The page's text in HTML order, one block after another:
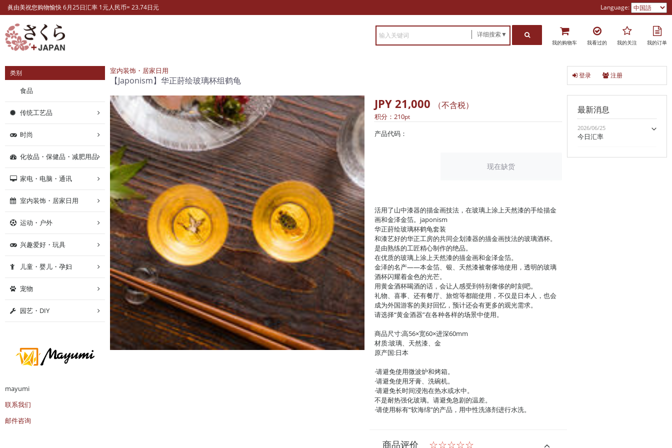
眞由美祝您购物愉快 6月25日汇率 1元人民币= 23.74日元 Language:
详细搜索▼
我的购物车 我看过的 我的关注 我的订单
室内装饰・居家日用
【Japonism】华正莳绘玻璃杯组鹤龟
JPY 21,000 （不含税）
积分： 210pt
产品代码：
现在缺货
活用了山中漆器的描金画技法，在玻璃上涂上天然漆的手绘描金
画和金泽金箔。japonism
华正莳绘玻璃杯鹤龟套装
和漆艺好的华正工房的共同企划漆器的描金画技法的玻璃酒杯。
是由熟练的工匠精心制作的绝品。
在优质的玻璃上涂上天然漆的描金画和金泽金箔。
金泽的名产——本金箔、银、天然漆被奢侈地使用，透明的玻璃
酒杯闪耀着金色的光芒。
用黄金酒杯喝酒的话，会让人感受到特别奢侈的时刻吧。
礼物、喜事、还有餐厅、旅馆等都能使用，不仅是日本人，也会
成为外国游客的美好回忆，预计还会有更多的观光需求。
请选择“黄金酒器”在各种各样的场景中使用。
商品尺寸:高56×宽60×进深60mm
材质:玻璃、天然漆、金
原产国:日本
·请避免使用微波炉和烤箱。
·请避免使用牙膏、洗碗机。
·请避免长时间浸泡在热水或水中。
不是耐热强化玻璃。请避免急剧的温差。
·请使用标有“软海绵”的产品，用中性洗涤剂进行水洗。
商品评价 ☆☆☆☆☆
类别
食品
传统工艺品
时尚
化妆品・保健品・减肥用品
家电・电脑・通讯
室内装饰・居家日用
运动・户外
兴趣爱好・玩具
儿童・婴儿・孕妇
宠物
园艺・DIY
mayumi
联系我们
邮件咨询
登录 注册
最新消息
2026/06/25
今日汇率